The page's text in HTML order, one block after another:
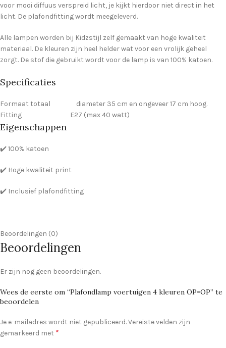
voor mooi diffuus verspreid licht, je kijkt hierdoor niet direct in het
licht. De plafondfitting wordt meegeleverd.
Alle lampen worden bij Kidzstijl zelf gemaakt van hoge kwaliteit
materiaal. De kleuren zijn heel helder wat voor een vrolijk geheel
zorgt. De stof die gebruikt wordt voor de lamp is van 100% katoen.
Specificaties
Formaat totaal diameter 35 cm en ongeveer 17 cm hoog.
Fitting E27 (max 40 watt)
Eigenschappen
✔️ 100% katoen
✔️ Hoge kwaliteit print
✔️ Inclusief plafondfitting
Beoordelingen (0)
Beoordelingen
Er zijn nog geen beoordelingen.
Wees de eerste om “Plafondlamp voertuigen 4 kleuren OP=OP” te
beoordelen
Je e-mailadres wordt niet gepubliceerd.Vereiste velden zijn
gemarkeerd met *